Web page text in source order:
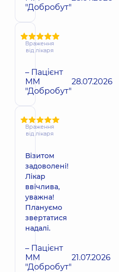
"Добробут"
Враження
від лікаря
– Пацієнт
ММ
"Добробут"
28.07.2026
Враження
від лікаря
Візитом
задоволені!
Лікар
ввічлива,
уважна!
Плануємо
звертатися
надалі.
– Пацієнт
ММ
"Добробут"
21.07.2026